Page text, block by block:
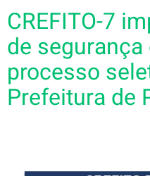
CREFITO-7
de
processo
Prefeitura de